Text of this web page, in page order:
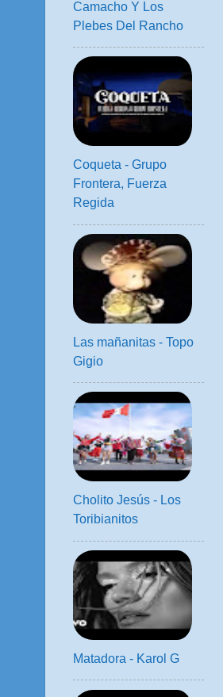
Camacho Y Los
Plebes Del Rancho
Coqueta - Grupo
Frontera, Fuerza
Regida
Las mañanitas - Topo
Gigio
Cholito Jesús - Los
Toribianitos
Matadora - Karol G